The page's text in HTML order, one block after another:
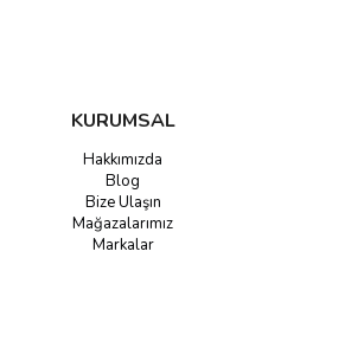
KURUMSAL
Hakkımızda
Blog
Bize Ulaşın
Mağazalarımız
Markalar